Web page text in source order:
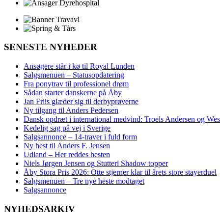
SENESTE NYHEDER
Ansøgere står i kø til Royal Lunden
Salgsmenuen – Statusopdatering
Fra ponytrav til professionel drøm
Sådan starter danskerne på Åby
Jan Friis glæder sig til derbyprøverne
Ny tilgang til Anders Pedersen
Dansk opdræt i international medvind: Troels Andersen og
Kedelig sag på vej i Sverige
Salgsannonce – 14‑traver i fuld form
Ny hest til Anders F. Jensen
Udland – Her reddes hesten
Niels Jørgen Jensen og Stutteri Shadow topper
Åby Stora Pris 2026: Otte stjerner klar til årets store stayerduel
Salgsmenuen – Tre nye heste modtaget
Salgsannonce
NYHEDSARKIV